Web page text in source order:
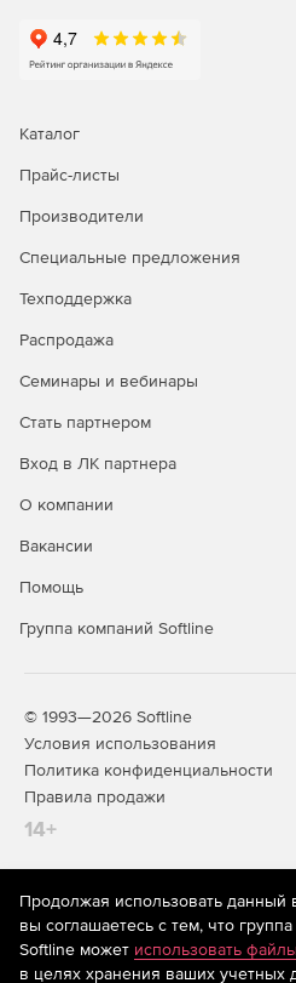
включая:
Объединение устройств в
числе для сценария
Работу через NAT (NAT
Мониторинг SNMP.
Высокая надежность и
Возможность оснащения
питания и жесткими
Каталог
Прайс-листы
Производители
Специальные предложения
Техподдержка
Распродажа
Семинары и вебинары
Стать партнером
Вход в ЛК партнера
О компании
Вакансии
Помощь
Группа компаний Softline
© 1993—2026 Softline
Условия использования
Политика конфиденциальности
Правила продажи
14+
На информационном ресурсе
рекомендательные технологии
предоставления информации на
систематизации и анализа
Продолжая использовать данный
вы соглашаетесь с тем, что
Softline может использовать
в целях хранения ваших учетных